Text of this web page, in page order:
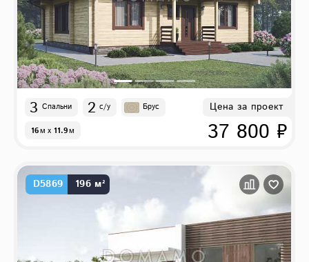
3 Спальни 2 с/у Брус
16м x 11.9м
Цена за проект
37 800 ₽
D5869 196 м²